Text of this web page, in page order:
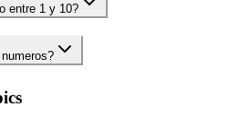
entre 1 y 10?